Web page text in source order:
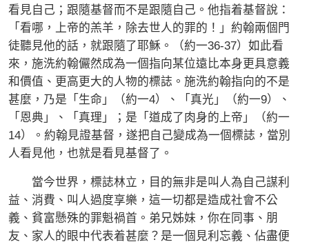
看見自己；跟隨基督而不是跟隨自己。他指着基督說：
「看哪，上帝的羔羊，除去世人的罪的！」約翰兩個門
徒聽見他的話，就跟隨了耶穌。（約一36-37）如此看
來，施洗約翰儼然成為一個指向某位遠比本身更具意義
和價值、更高更大的人物的標誌。施洗約翰指向的不是
甚麼，乃是「生命」（約一4）、「真光」（約一9）、
「恩典」、「真理」；是「道成了肉身的上帝」（約一
14）。約翰見證基督，遂把自己變成為一個標誌，當別
人看見他，也就是看見基督了。
當今世界，標誌林立，目的無非是叫人為自己謀利
益、消費、叫人過度享樂，這一切都是造成社會不公
義、貧富懸殊的罪魁禍首。弟兄姊妹，你在同事、朋
友、家人的眼中代表着甚麼？是一個見利忘義、佔盡便